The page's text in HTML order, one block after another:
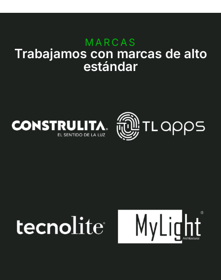
MARCAS
Trabajamos con marcas de alto
estándar